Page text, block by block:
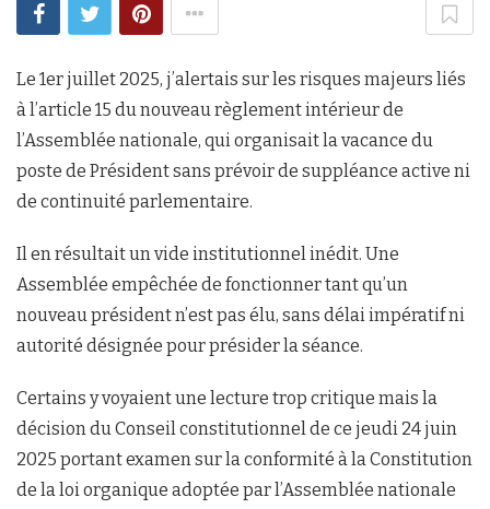
Le 1er juillet 2025, j’alertais sur les risques majeurs liés
à l’article 15 du nouveau règlement intérieur de
l’Assemblée nationale, qui organisait la vacance du
poste de Président sans prévoir de suppléance active ni
de continuité parlementaire.
Il en résultait un vide institutionnel inédit. Une
Assemblée empêchée de fonctionner tant qu’un
nouveau président n’est pas élu, sans délai impératif ni
autorité désignée pour présider la séance.
Certains y voyaient une lecture trop critique mais la
décision du Conseil constitutionnel de ce jeudi 24 juin
2025 portant examen sur la conformité à la Constitution
de la loi organique adoptée par l’Assemblée nationale